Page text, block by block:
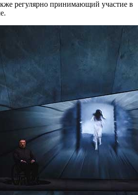
регулярно принимающий участие в